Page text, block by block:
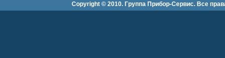
Copyright © 2010. Группа Прибор-Сервис. Все